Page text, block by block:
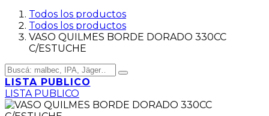
Todos los productos
Todos los productos
VASO QUILMES BORDE DORADO 330CC
C/ESTUCHE
LISTA PUBLICO
LISTA PUBLICO